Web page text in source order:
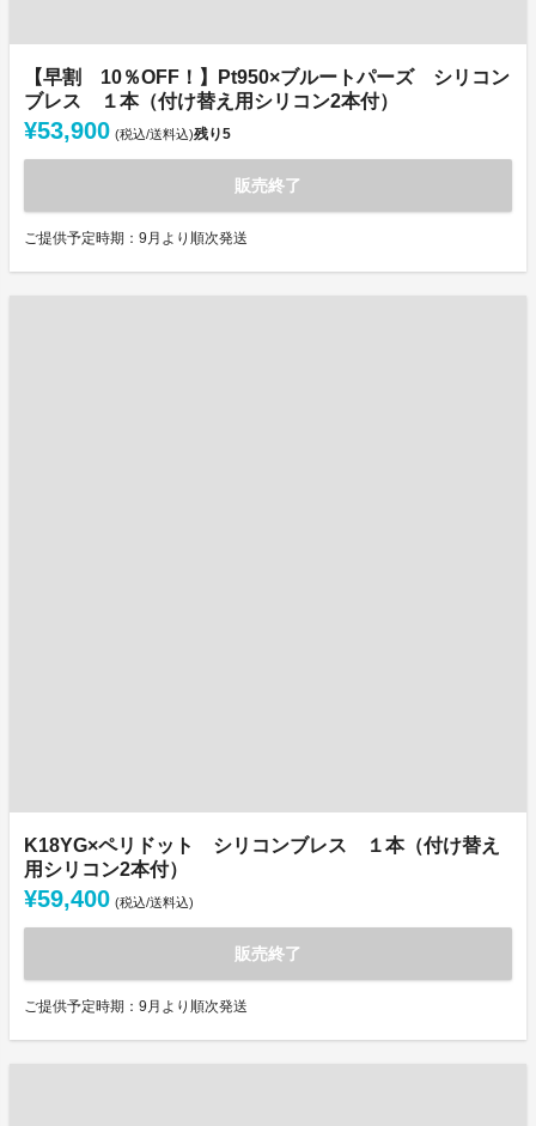
【早割 10％OFF！】Pt950×ブルートパーズ シリコン
ブレス １本（付け替え用シリコン2本付）
¥53,900 (税込/送料込)残り5
販売終了
ご提供予定時期：9月より順次発送
K18YG×ペリドット シリコンブレス １本（付け替え
用シリコン2本付）
¥59,400 (税込/送料込)
販売終了
ご提供予定時期：9月より順次発送